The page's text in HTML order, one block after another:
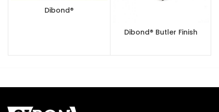
Dibond®
Dibond® Butler Finish